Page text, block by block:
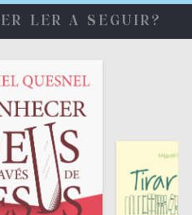
LER A SEGUIR?